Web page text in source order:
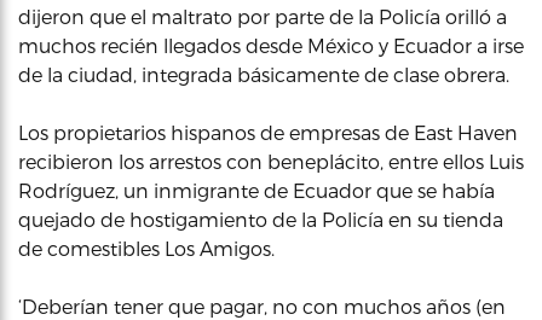
dijeron que el maltrato por parte de la Policía orilló a
muchos recién llegados desde México y Ecuador a irse
de la ciudad, integrada básicamente de clase obrera.
Los propietarios hispanos de empresas de East Haven
recibieron los arrestos con beneplácito, entre ellos Luis
Rodríguez, un inmigrante de Ecuador que se había
quejado de hostigamiento de la Policía en su tienda
de comestibles Los Amigos.
‘Deberían tener que pagar, no con muchos años (en